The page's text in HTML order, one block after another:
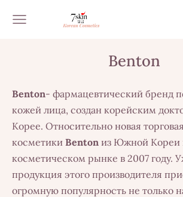
Benton
Benton- фармацевтический бренд
кожей лица, создан корейским
Корее. Относительно новая
косметики Benton из Южной Кореи
косметическом рынке в 2007 году.
продукция этого производителя
огромную популярность не только